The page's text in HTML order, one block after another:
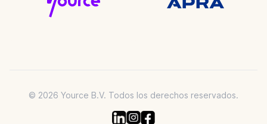
© 2026 Yource B.V. Todos los derechos reservados.